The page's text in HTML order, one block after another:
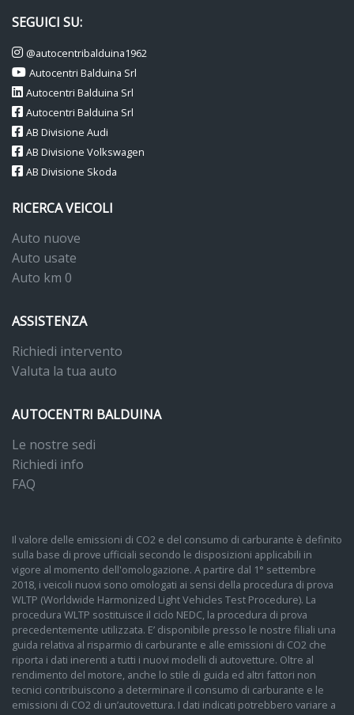
SEGUICI SU:
@autocentribalduina1962
Autocentri Balduina Srl
Autocentri Balduina Srl
Autocentri Balduina Srl
AB Divisione Audi
AB Divisione Volkswagen
AB Divisione Skoda
RICERCA VEICOLI
Auto nuove
Auto usate
Auto km 0
ASSISTENZA
Richiedi intervento
Valuta la tua auto
AUTOCENTRI BALDUINA
Le nostre sedi
Richiedi info
FAQ
Il valore delle emissioni di CO2 e del consumo di carburante è definito
sulla base di prove ufficiali secondo le disposizioni applicabili in
vigore al momento dell'omologazione. A partire dal 1° settembre
2018, i veicoli nuovi sono omologati ai sensi della procedura di prova
WLTP (Worldwide Harmonized Light Vehicles Test Procedure). La
procedura WLTP sostituisce il ciclo NEDC, la procedura di prova
precedentemente utilizzata. E’ disponibile presso le nostre filiali una
guida relativa al risparmio di carburante e alle emissioni di CO2 che
riporta i dati inerenti a tutti i nuovi modelli di autovetture. Oltre al
rendimento del motore, anche lo stile di guida ed altri fattori non
tecnici contribuiscono a determinare il consumo di carburante e le
emissioni di CO2 di un’autovettura. I dati indicati potrebbero variare a